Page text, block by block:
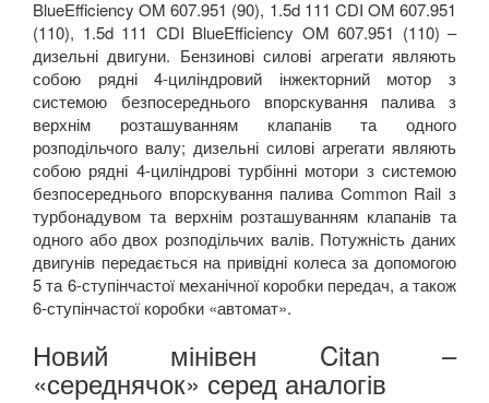
BlueEfficiency OM 607.951 (90), 1.5d111 CDI OM 607.951
(110), 1.5d111 CDI BlueEfficiency OM 607.951 (110) –
дизельні двигуни. Бензинові силові агрегати являють
собою рядні 4-циліндровий інжекторний мотор з
системою безпосереднього впорскування палива з
верхнім розташуванням клапанів та одного
розподільчого валу; дизельні силові агрегати являють
собою рядні 4-циліндрові турбінні мотори з системою
безпосереднього впорскування палива Common Rail з
турбонадувом та верхнім розташуванням клапанів та
одного або двох розподільчих валів. Потужність даних
двигунів передається на привідні колеса за допомогою
5 та 6-ступінчастої механічної коробки передач, а також
6-ступінчастої коробки «автомат».
Новий мінівен Citan –
«середнячок» серед аналогів